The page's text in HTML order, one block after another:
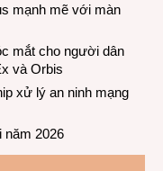
mạnh mẽ với màn
mắt cho người dân
và Orbis
xử lý an ninh mạng
năm 2026